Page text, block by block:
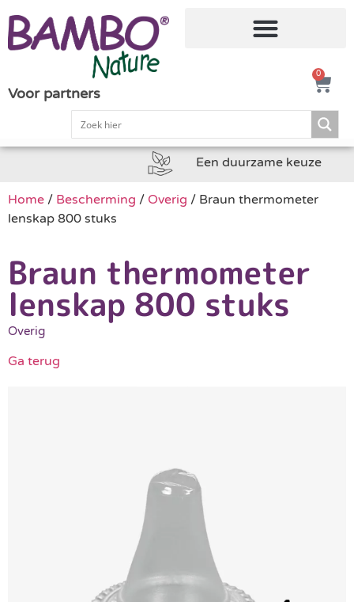
Voor partners
0
Een duurzame keuze
Home / Bescherming / Overig / Braun thermometer
lenskap 800 stuks
Braun thermometer
lenskap 800 stuks
Overig
Ga terug